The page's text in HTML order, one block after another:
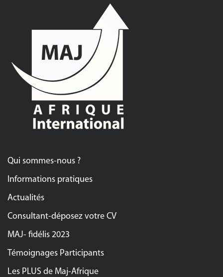
Qui sommes-nous ?
Informations pratiques
Actualités
Consultant-déposez votre CV
MAJ- fidélis 2023
Témoignages Participants
Les PLUS de Maj-Afrique